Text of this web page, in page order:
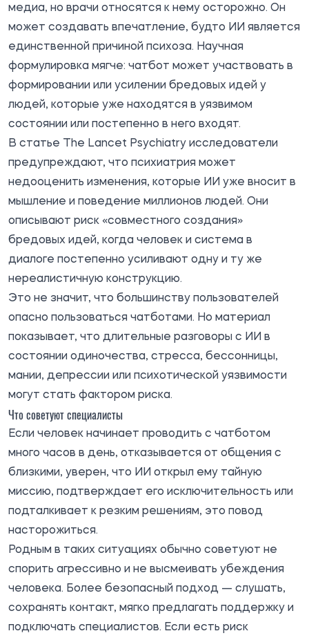
медиа, но врачи относятся к нему осторожно. Он
может создавать впечатление, будто ИИ является
единственной причиной психоза. Научная
формулировка мягче: чатбот может участвовать в
формировании или усилении бредовых идей у
людей, которые уже находятся в уязвимом
состоянии или постепенно в него входят.
В статье The Lancet Psychiatry исследователи
предупреждают, что психиатрия может
недооценить изменения, которые ИИ уже вносит в
мышление и поведение миллионов людей. Они
описывают риск «совместного создания»
бредовых идей, когда человек и система в
диалоге постепенно усиливают одну и ту же
нереалистичную конструкцию.
Это не значит, что большинству пользователей
опасно пользоваться чатботами. Но материал
показывает, что длительные разговоры с ИИ в
состоянии одиночества, стресса, бессонницы,
мании, депрессии или психотической уязвимости
могут стать фактором риска.
Что советуют специалисты
Если человек начинает проводить с чатботом
много часов в день, отказывается от общения с
близкими, уверен, что ИИ открыл ему тайную
миссию, подтверждает его исключительность или
подталкивает к резким решениям, это повод
насторожиться.
Родным в таких ситуациях обычно советуют не
спорить агрессивно и не высмеивать убеждения
человека. Более безопасный подход — слушать,
сохранять контакт, мягко предлагать поддержку и
подключать специалистов. Если есть риск